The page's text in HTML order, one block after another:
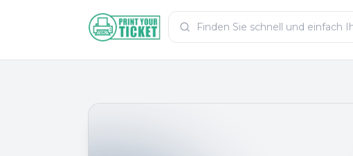
Zum HauptinhaltPrintYourTicket